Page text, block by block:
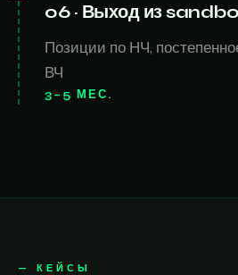
06 · Выход из
Позиции по НЧ,
ВЧ
3–5 МЕС.
— КЕЙСЫ